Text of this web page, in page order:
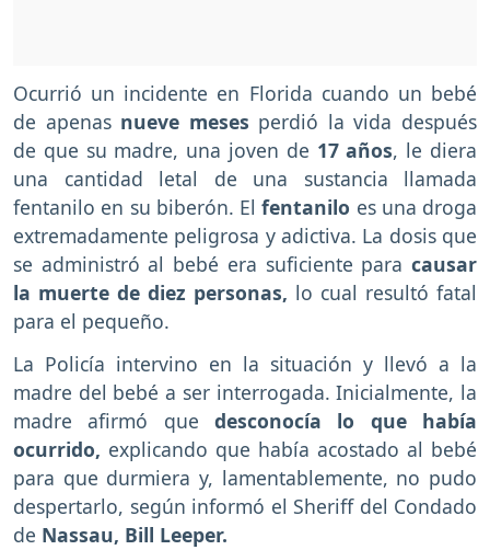
Ocurrió un incidente en Florida cuando un bebé
de apenas nueve meses perdió la vida después
de que su madre, una joven de 17 años, le diera
una cantidad letal de una sustancia llamada
fentanilo en su biberón. El fentanilo es una droga
extremadamente peligrosa y adictiva. La dosis que
se administró al bebé era suficiente para causar
la muerte de diez personas, lo cual resultó fatal
para el pequeño.
La Policía intervino en la situación y llevó a la
madre del bebé a ser interrogada. Inicialmente, la
madre afirmó que desconocía lo que había
ocurrido, explicando que había acostado al bebé
para que durmiera y, lamentablemente, no pudo
despertarlo, según informó el Sheriff del Condado
de Nassau, Bill Leeper.